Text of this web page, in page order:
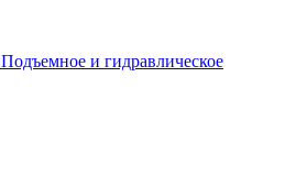
Подъемное и гидравлическое